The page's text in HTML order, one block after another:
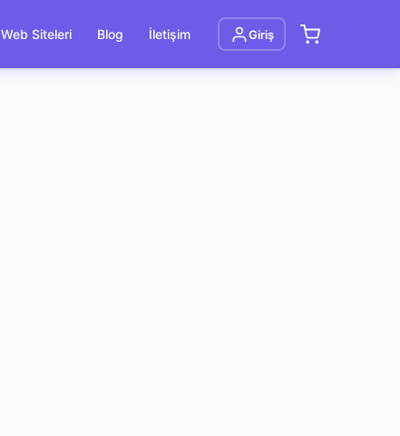
Web Siteleri Blog İletişim Giriş